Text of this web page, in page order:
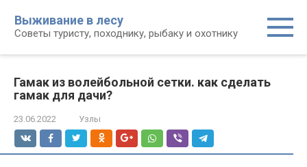
контенту
Выживание в лесу
Советы туристу, походнику, рыбаку и охотнику
Гамак из волейбольной сетки. как сделать
гамак для дачи?
23.06.2022 Узлы